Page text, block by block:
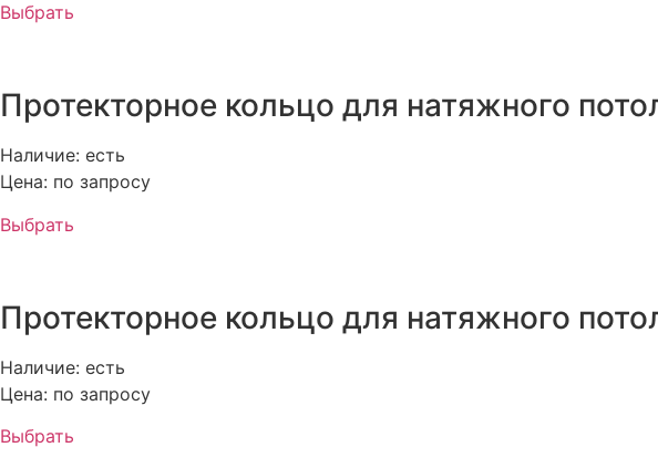
Выбрать
Протекторное кольцо для натяжного
Наличие: есть
Цена: по запросу
Выбрать
Протекторное кольцо для натяжного
Наличие: есть
Цена: по запросу
Выбрать